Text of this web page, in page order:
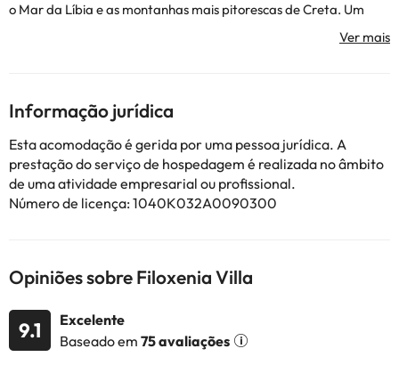
o Mar da Líbia e as montanhas mais pitorescas de Creta. Um
grupo de dez apartamentos totalmente mobilados, construídos
numa colina com vistas panorâmicas sobre o Mar da Líbia e as
limpa e água do mar cristalina, esta localização única permite
aos hóspedes desfrutar de umas férias inesquecíveis
Alguns dos serviços detalhados podem ser cobrados.
verifique as tarifas directamente com o estabelecimento. O
alojamento pode alterar a forma como oferece o seu serviço de
consultar os respetivos preços diretamente junto do alojamento.
Todas as informações desta página estão sujeitas a alterações
por parte do alojamento. Se tiver alguma dúvida, contacte-nos.
Informação jurídica
Esta acomodação é gerida por uma pessoa jurídica. A
prestação do serviço de hospedagem é realizada no âmbito
de uma atividade empresarial ou profissional.
Número de licença: 1040K032A0090300
Opiniões sobre Filoxenia Villa
9.1
Excelente
Baseado em 75 avaliações